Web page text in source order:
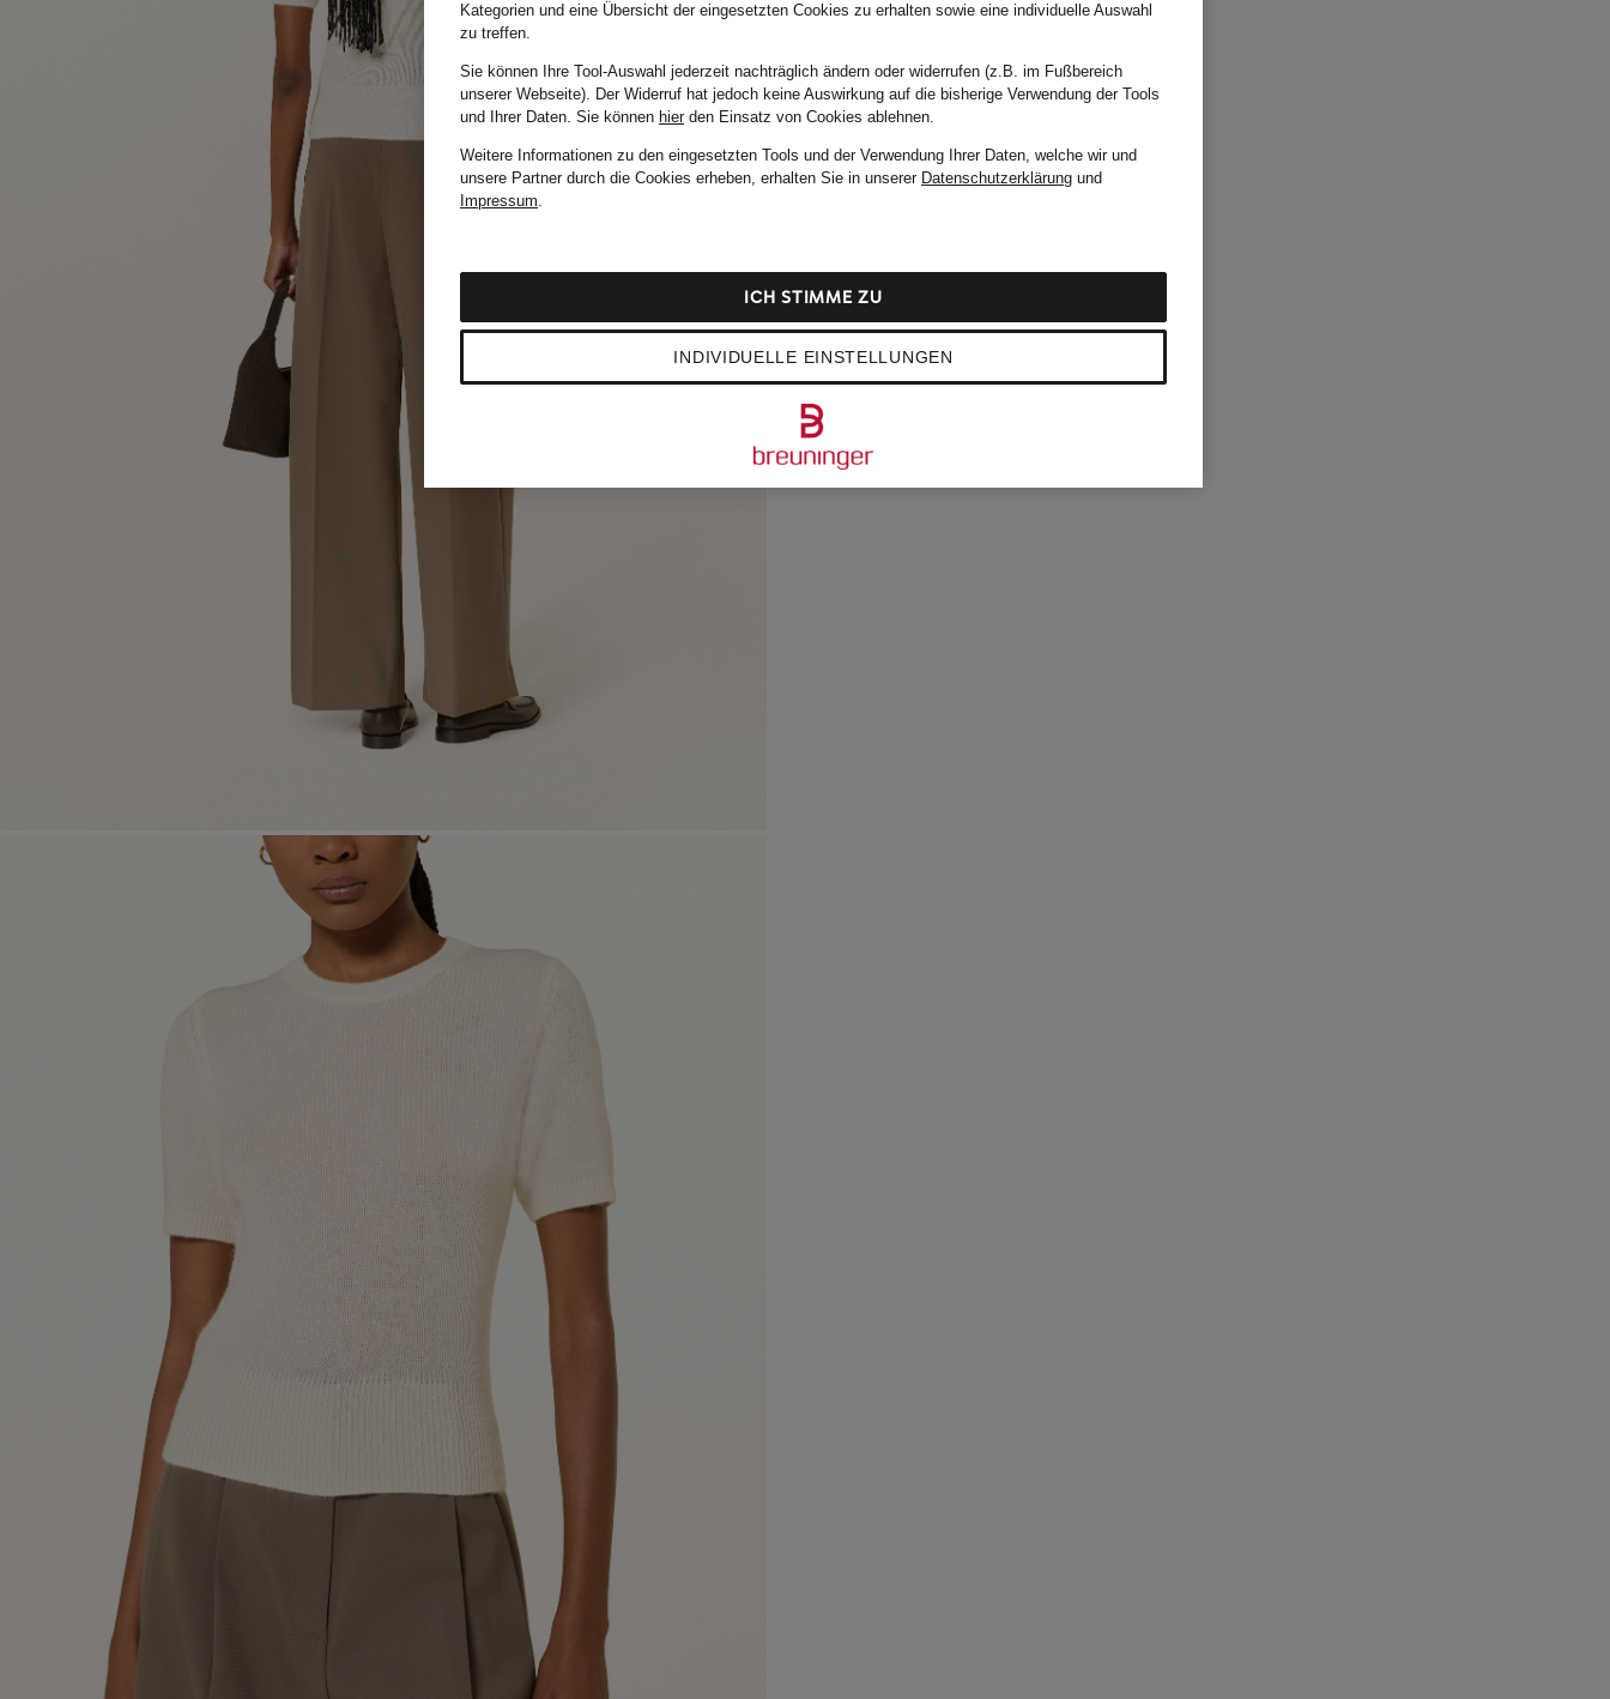
Kategorien und eine Übersicht der eingesetzten Cookies zu erhalten sowie eine individuelle Auswahl
zu treffen.
Sie können Ihre Tool-Auswahl jederzeit nachträglich ändern oder widerrufen (z.B. im Fußbereich
unserer Webseite). Der Widerruf hat jedoch keine Auswirkung auf die bisherige Verwendung der Tools
und Ihrer Daten. Sie können hierden Einsatz von Cookies ablehnen.
Weitere Informationen zu den eingesetzten Tools und der Verwendung Ihrer Daten, welche wir und
unsere Partner durch die Cookies erheben, erhalten Sie in unserer Datenschutzerklärung und
Impressum.
INDIVIDUELLE EINSTELLUNGEN
ICH STIMME ZU